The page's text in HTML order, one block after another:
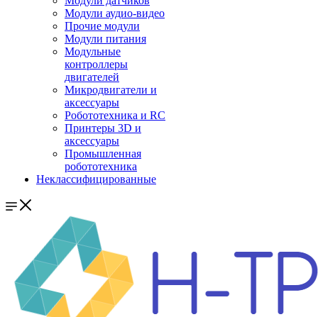
Модули аудио-видео
Прочие модули
Модули питания
Модульные
контроллеры
двигателей
Микродвигатели и
аксессуары
Робототехника и RC
Принтеры 3D и
аксессуары
Промышленная
робототехника
Неклассифицированные